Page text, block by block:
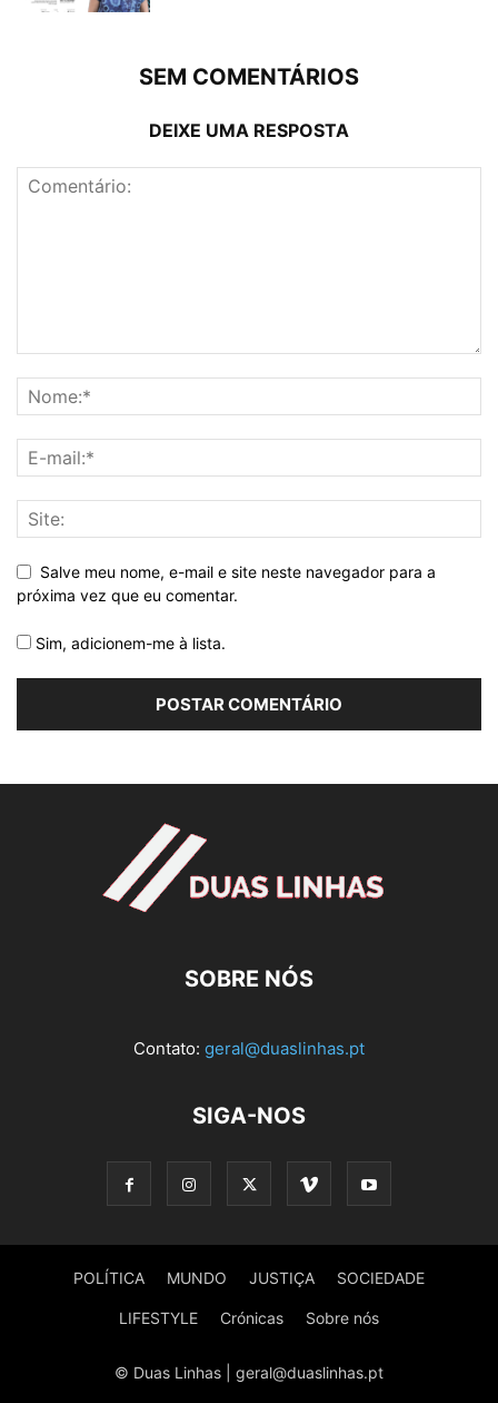
SEM COMENTÁRIOS
DEIXE UMA RESPOSTA
Salve meu nome, e-mail e site neste navegador para a
próxima vez que eu comentar.
Sim, adicionem-me à lista.
SOBRE NÓS
Contato: geral@duaslinhas.pt
SIGA-NOS
POLÍTICA MUNDO JUSTIÇA SOCIEDADE
LIFESTYLE Crónicas Sobre nós
© Duas Linhas | geral@duaslinhas.pt